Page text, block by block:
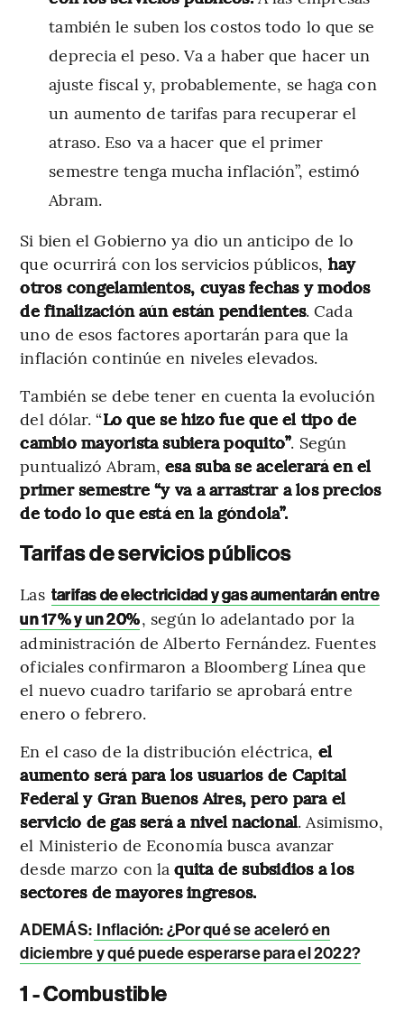
también le suben los costos todo lo que se
deprecia el peso. Va a haber que hacer un
ajuste fiscal y, probablemente, se haga con
un aumento de tarifas para recuperar el
atraso. Eso va a hacer que el primer
semestre tenga mucha inflación”, estimó
Abram.
Si bien el Gobierno ya dio un anticipo de lo
que ocurrirá con los servicios públicos, hay
otros congelamientos, cuyas fechas y modos
de finalización aún están pendientes. Cada
uno de esos factores aportarán para que la
inflación continúe en niveles elevados.
También se debe tener en cuenta la evolución
del dólar. “Lo que se hizo fue que el tipo de
cambio mayorista subiera poquito”. Según
puntualizó Abram,esa suba se acelerará en el
primer semestre “y va a arrastrar a los precios
de todo lo que está en la góndola”.
Tarifas de servicios públicos
Las tarifas de electricidad y gas aumentarán entre
un 17% y un 20%, según lo adelantado por la
administración de Alberto Fernández. Fuentes
oficiales confirmaron a Bloomberg Línea que
el nuevo cuadro tarifario se aprobará entre
enero o febrero.
En el caso de la distribución eléctrica, el
aumento será para los usuarios de Capital
Federal y Gran Buenos Aires, pero para el
servicio de gas será a nivel nacional. Asimismo,
el Ministerio de Economía busca avanzar
desde marzo con laquita de subsidios a los
sectores de mayores ingresos.
ADEMÁS: Inflación: ¿Por qué se aceleró en
diciembre y qué puede esperarse para el 2022?
1 - Combustible